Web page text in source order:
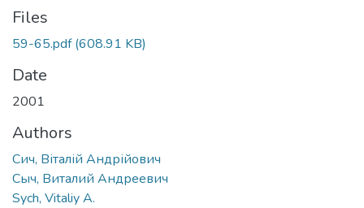
Files
59-65.pdf(608.91 KB)
Date
2001
Authors
Сич, Віталій Андрійович
Сыч, Виталий Андреевич
Sych, Vitaliy A.